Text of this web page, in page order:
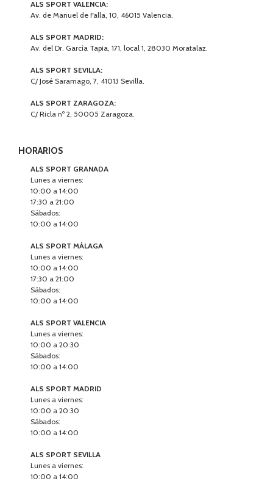
ALS SPORT VALENCIA:
Av. de Manuel de Falla, 10, 46015 Valencia.
ALS SPORT MADRID:
Av. del Dr. García Tapia, 171, local 1, 28030 Moratalaz.
ALS SPORT SEVILLA:
C/ José Saramago, 7, 41013 Sevilla.
ALS SPORT ZARAGOZA:
C/ Ricla nº 2, 50005 Zaragoza.
HORARIOS
ALS SPORT GRANADA
Lunes a viernes:
10:00 a 14:00
17:30 a 21:00
Sábados:
10:00 a 14:00
ALS SPORT MÁLAGA
Lunes a viernes:
10:00 a 14:00
17:30 a 21:00
Sábados:
10:00 a 14:00
ALS SPORT VALENCIA
Lunes a viernes:
10:00 a 20:30
Sábados:
10:00 a 14:00
ALS SPORT MADRID
Lunes a viernes:
10:00 a 20:30
Sábados:
10:00 a 14:00
ALS SPORT SEVILLA
Lunes a viernes:
10:00 a 14:00